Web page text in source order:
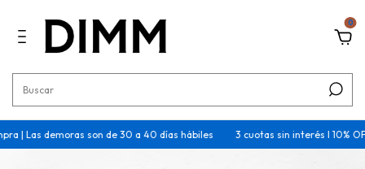
0
demoras son de 30 a 40 días hábiles 3 cuotas sin interés I 10% OFF